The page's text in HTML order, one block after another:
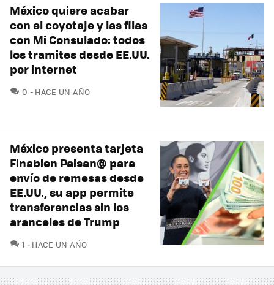
México quiere acabar
con el coyotaje y las filas
con Mi Consulado: todos
los tramites desde EE.UU.
por internet
0 COMENTARIOS
HACE UN AÑO
México presenta tarjeta
Finabien Paisan@ para
envío de remesas desde
EE.UU., su app permite
transferencias sin los
aranceles de Trump
1 COMENTARIOS
HACE UN AÑO